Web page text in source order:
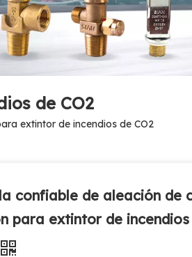
de CO2
extintor de incendios de CO2
confiable de aleación de
para extintor de incendios